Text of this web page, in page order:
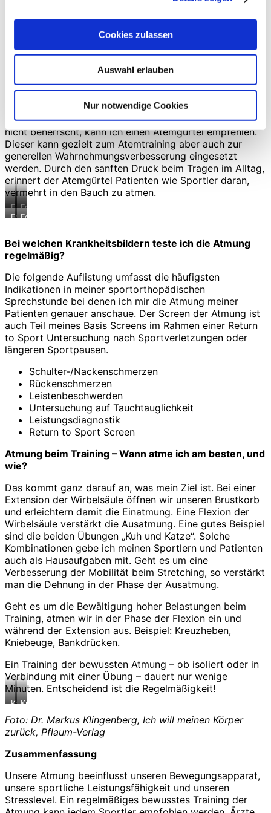
Cookies zulassen
Auswahl erlauben
Nur notwendige Cookies
den Relaxator und Ultrabreathe oder technisch
ausgereifte Varianten mit zahlreichen Einstellungen wie
den POWERBreathe. Aus dem funktionellen Training
wissen wir, dass ein gewisser Widerstand oftmals
hilfreich beim Erlernen von Bewegungsmustern ist. Das
gilt natürlich gleichermaßen für die Atmung. Ich setze
Atemtrainer deshalb gerne als wertvolle Unterstützung
ein. Die Voraussetzung ist die grundlegende
Beherrschung der Atemtechniken. Wird diese zu Beginn
nicht beherrscht, kann ich einen Atemgürtel empfehlen.
Dieser kann gezielt zum Atemtraining aber auch zur
generellen Wahrnehmungsverbesserung eingesetzt
werden. Durch den sanften Druck beim Tragen im Alltag,
erinnert der Atemgürtel Patienten wie Sportler daran,
vermehrt in den Bauch zu atmen.
Foto:
Ludwig
Foto:
Ludwig
Foto:
GmbH
Foto:
GmbH
Bei welchen Krankheitsbildern teste ich die Atmung
regelmäßig?
Die folgende Auflistung umfasst die häufigsten
Indikationen in meiner sportorthopädischen
Sprechstunde bei denen ich mir die Atmung meiner
Patienten genauer anschaue. Der Screen der Atmung ist
auch Teil meines Basis Screens im Rahmen einer Return
to Sport Untersuchung nach Sportverletzungen oder
längeren Sportpausen.
Schulter-/Nackenschmerzen
Rückenschmerzen
Leistenbeschwerden
Untersuchung auf Tauchtauglichkeit
Leistungsdiagnostik
Return to Sport Screen
Atmung beim Training – Wann atme ich am besten, und
wie?
Das kommt ganz darauf an, was mein Ziel ist. Bei einer
Extension der Wirbelsäule öffnen wir unseren Brustkorb
und erleichtern damit die Einatmung. Eine Flexion der
Wirbelsäule verstärkt die Ausatmung. Eine gutes Beispiel
sind die beiden Übungen „Kuh und Katze“. Solche
Kombinationen gebe ich meinen Sportlern und Patienten
auch als Hausaufgaben mit. Geht es um eine
Verbesserung der Mobilität beim Stretching, so verstärkt
man die Dehnung in der Phase der Ausatmung.
Geht es um die Bewältigung hoher Belastungen beim
Training, atmen wir in der Phase der Flexion ein und
während der Extension aus. Beispiel: Kreuzheben,
Kniebeuge, Bankdrücken.
Ein Training der bewussten Atmung – ob isoliert oder in
Verbindung mit einer Übung – dauert nur wenige
Minuten. Entscheidend ist die Regelmäßigkeit!
Katze
Kuh
Foto: Dr. Markus Klingenberg, Ich will meinen Körper
zurück, Pflaum-Verlag
Zusammenfassung
Unsere Atmung beeinflusst unseren Bewegungsapparat,
unsere sportliche Leistungsfähigkeit und unseren
Stresslevel. Ein regelmäßiges bewusstes Training der